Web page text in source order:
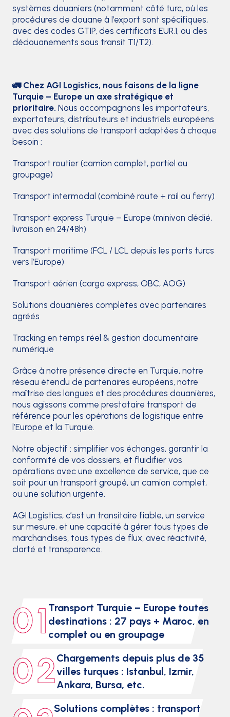
systèmes douaniers (notamment côté turc, où les
procédures de douane à l’export sont spécifiques,
avec des codes GTIP, des certificats EUR.1, ou des
dédouanements sous transit T1/T2).
🚛 Chez AGI Logistics, nous faisons de la ligne
Turquie – Europe un axe stratégique et
prioritaire. Nous accompagnons les importateurs,
exportateurs, distributeurs et industriels européens
avec des solutions de transport adaptées à chaque
besoin :
Transport routier (camion complet, partiel ou
groupage)
Transport intermodal (combiné route + rail ou ferry)
Transport express Turquie – Europe (minivan dédié,
livraison en 24/48h)
Transport maritime (FCL / LCL depuis les ports turcs
vers l’Europe)
Transport aérien (cargo express, OBC, AOG)
Solutions douanières complètes avec partenaires
agréés
Tracking en temps réel & gestion documentaire
numérique
Grâce à notre présence directe en Turquie, notre
réseau étendu de partenaires européens, notre
maîtrise des langues et des procédures douanières,
nous agissons comme prestataire transport de
référence pour les opérations de logistique entre
l’Europe et la Turquie.
Notre objectif : simplifier vos échanges, garantir la
conformité de vos dossiers, et fluidifier vos
opérations avec une excellence de service, que ce
soit pour un transport groupé, un camion complet,
ou une solution urgente.
AGI Logistics, c’est un transitaire fiable, un service
sur mesure, et une capacité à gérer tous types de
marchandises, tous types de flux, avec réactivité,
clarté et transparence.
0 1 Transport Turquie – Europe toutes
destinations : 27 pays + Maroc, en
complet ou en groupage
0 2Chargements depuis plus de 35
villes turques : Istanbul, Izmir,
Ankara, Bursa, etc.
Solutions complètes : transport